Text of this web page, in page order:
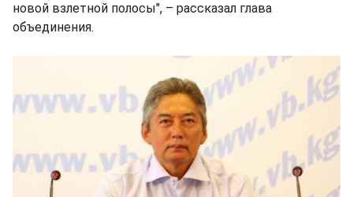
новой взлетной полосы", – рассказал глава
объединения.